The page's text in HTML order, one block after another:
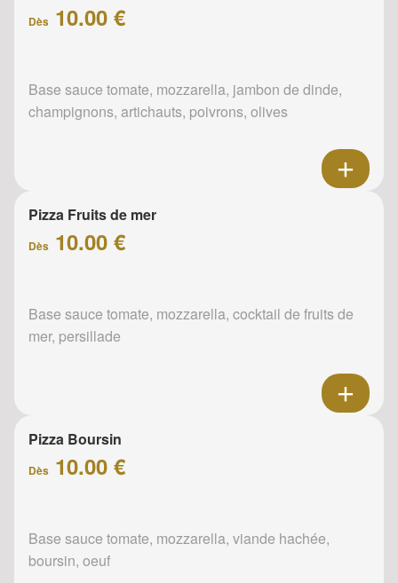
Dès 10.00 €
Base sauce tomate, mozzarella, jambon de dinde,
champignons, artichauts, poivrons, olives
Pizza Fruits de mer
Dès 10.00 €
Base sauce tomate, mozzarella, cocktail de fruits de
mer, persillade
Pizza Boursin
Dès 10.00 €
Base sauce tomate, mozzarella, viande hachée,
boursin, oeuf